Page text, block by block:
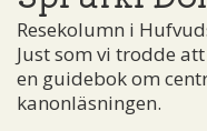
Resekolumn i
Just som vi trodde
en guidebok om
kanonläsningen.